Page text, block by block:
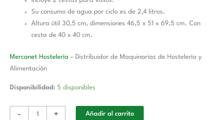
Su consumo de agua por ciclo es de 2,4 litros.
Altura útil 30,5 cm, dimensiones 46,5 x 51 x 69,5 cm. Con
cesta de 40 x 40 cm.
Mercanet Hostelería – Distribuidor de Maquinarias de Hostelería y
Alimentación
Disponibilidad: 5 disponibles
- + Añadir al carrito